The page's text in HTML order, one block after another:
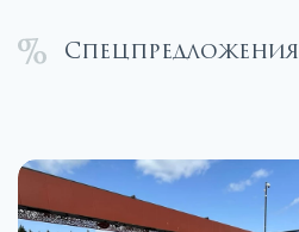
Спецпредложения